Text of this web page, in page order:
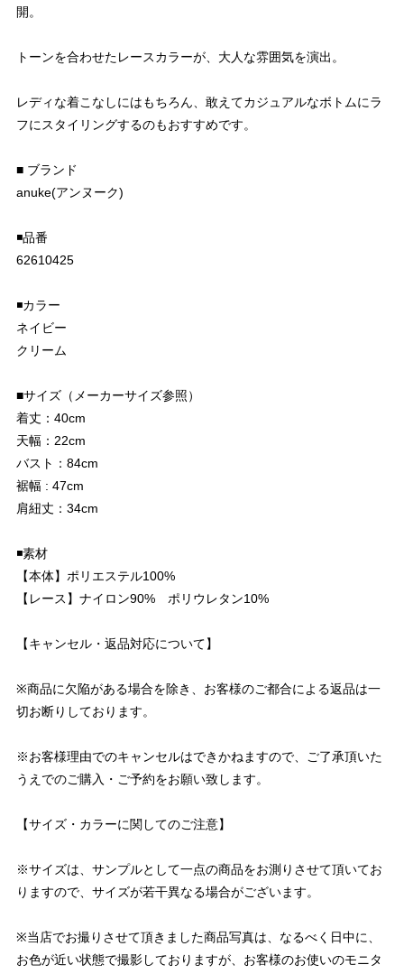
開。
トーンを合わせたレースカラーが、大人な雰囲気を演出。
レディな着こなしにはもちろん、敢えてカジュアルなボトムにラ
フにスタイリングするのもおすすめです。
■ ブランド
anuke(アンヌーク)
◾️品番
62610425
◾️カラー
ネイビー
クリーム
■サイズ（メーカーサイズ参照）
着丈：40cm
天幅：22cm
バスト：84cm
裾幅 : 47cm
肩紐丈：34cm
◾️素材
【本体】ポリエステル100%
【レース】ナイロン90% ポリウレタン10%
【キャンセル・返品対応について】
※商品に欠陥がある場合を除き、お客様のご都合による返品は一
切お断りしております。
※お客様理由でのキャンセルはできかねますので、ご了承頂いた
うえでのご購入・ご予約をお願い致します。
【サイズ・カラーに関してのご注意】
※サイズは、サンプルとして一点の商品をお測りさせて頂いてお
りますので、サイズが若干異なる場合がございます。
※当店でお撮りさせて頂きました商品写真は、なるべく日中に、
お色が近い状態で撮影しておりますが、お客様のお使いのモニタ